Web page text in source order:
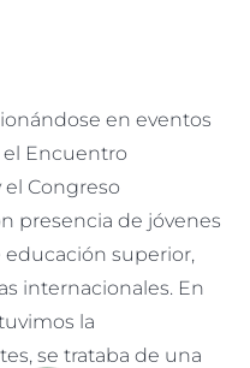
en eventos
Encuentro
Congreso
presencia de jóvenes
superior,
internacionales. En
la
se trataba de una